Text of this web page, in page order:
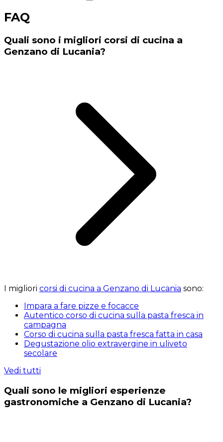
FAQ
Quali sono i migliori corsi di cucina a
Genzano di Lucania?
I migliori corsi di cucina a Genzano di Lucania sono:
Impara a fare pizze e focacce
Autentico corso di cucina sulla pasta fresca in
campagna
Corso di cucina sulla pasta fresca fatta in casa
Degustazione olio extravergine in uliveto
secolare
Vedi tutti
Quali sono le migliori esperienze
gastronomiche a Genzano di Lucania?